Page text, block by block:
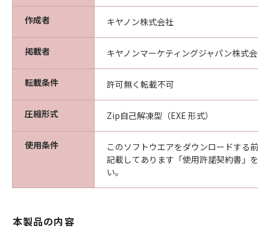
作成者 キヤノン株式会社
掲載者 キヤノンマーケティングジャパン株式会社
転載条件 許可無く転載不可
圧縮形式 Zip自己解凍型（EXE 形式）
使用条件
このソフトウエアをダウンロードする前
記載してあります「使用許諾契約書」を
い。
本製品の内容